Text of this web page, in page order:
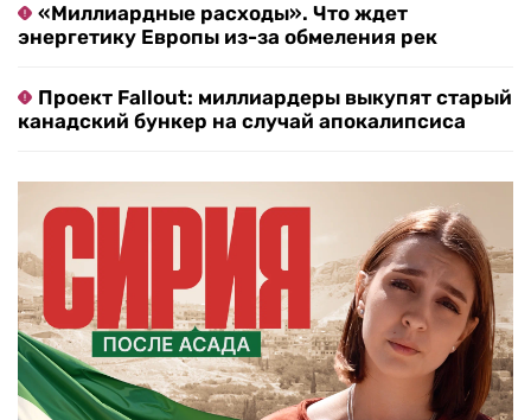
«Миллиардные расходы». Что ждет
энергетику Европы из-за обмеления рек
Проект Fallout: миллиардеры выкупят старый
канадский бункер на случай апокалипсиса